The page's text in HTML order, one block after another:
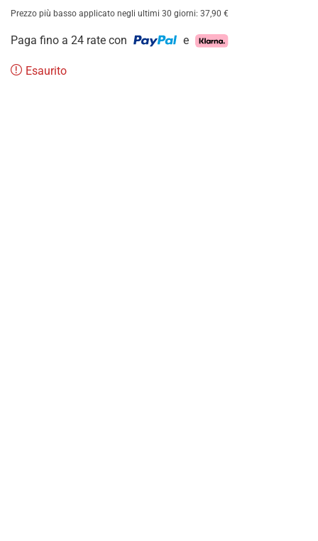
Prezzo più basso applicato negli ultimi 30 giorni: 37,90 €
Paga fino a 24 rate con e
Esaurito